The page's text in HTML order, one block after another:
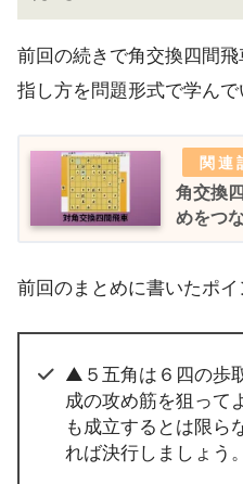
前回の続きで角交換四間
指し方を問題形式で学んで
角交換
めをつ
前回のまとめに書いたポイ
▲５五角は６四の歩
成の攻め筋を狙って
も成立するとは限ら
れば決行しましょう。